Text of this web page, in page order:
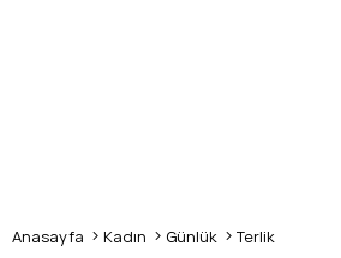
Anasayfa Kadın Günlük Terlik